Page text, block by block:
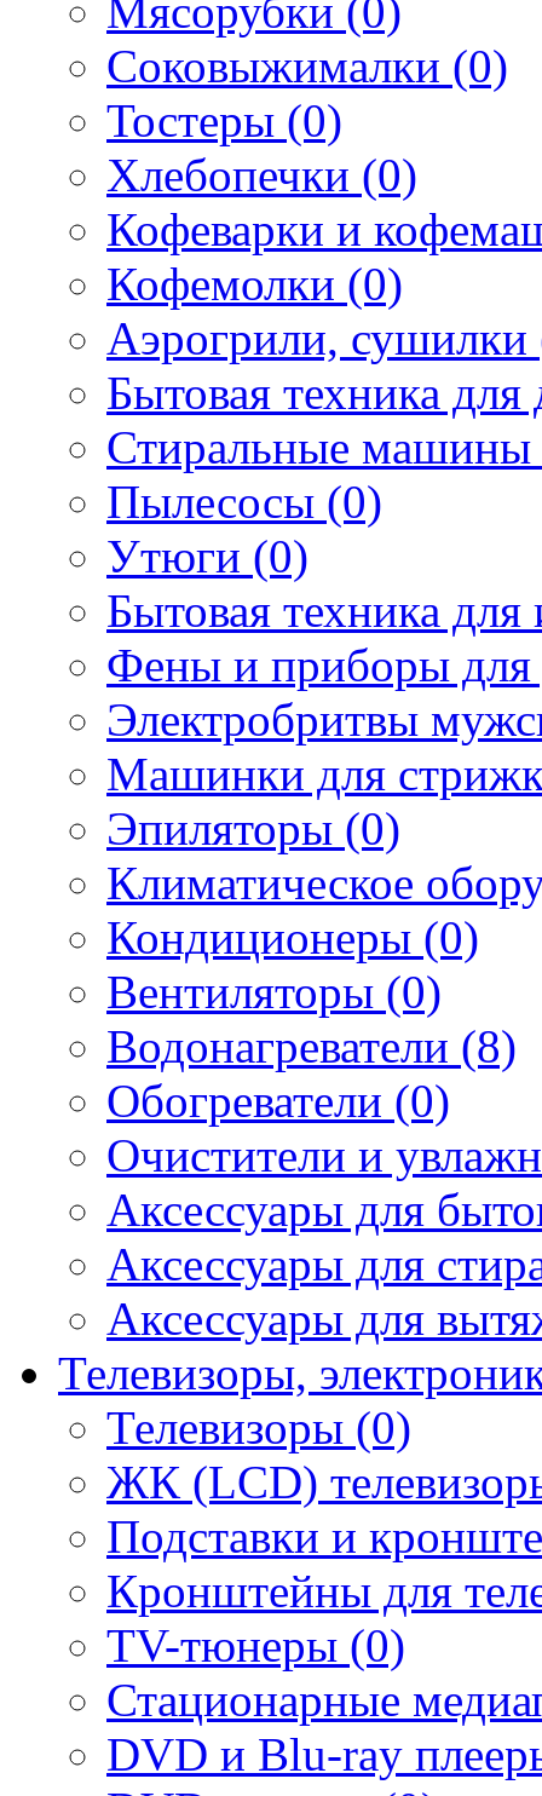
Мясорубки (0)
Соковыжималки (0)
Тостеры (0)
Хлебопечки (0)
Кофеварки и
Кофемолки (0)
Аэрогрили, сушилки
Бытовая техника
Стиральные машины
Пылесосы (0)
Утюги (0)
Бытовая техника
Фены и приборы для
Электробритвы
Машинки для
Эпиляторы (0)
Климатическое
Кондиционеры (0)
Вентиляторы (0)
Водонагреватели (8)
Обогреватели (0)
Очистители и
Аксессуары для
Аксессуары для
Аксессуары для
Телевизоры,
Телевизоры (0)
ЖК (LCD)
Подставки и
Кронштейны для
TV-тюнеры (0)
Стационарные
DVD и Blu-ray